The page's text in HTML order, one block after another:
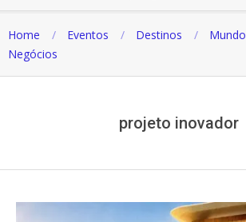
Home Eventos Destinos Mundo
Negócios
projeto inovador